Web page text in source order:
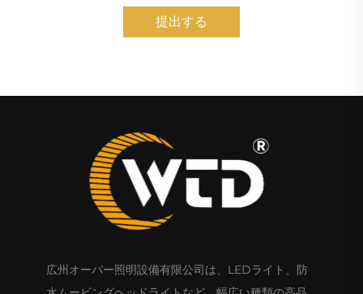
提出する
広州オーパー照明設備有限公司は、LEDライト、防